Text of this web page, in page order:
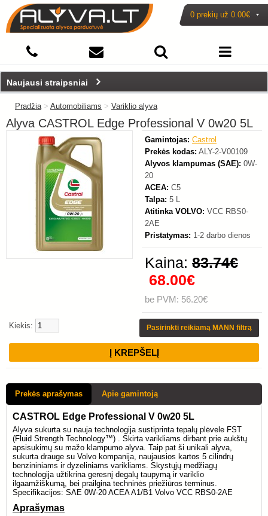
0 prekių už 0.00€
Naujausi straipsniai
Pradžia> Automobiliams > Variklio alyva
Alyva CASTROL Edge Professional V 0w20 5L
-18%
Gamintojas: Castrol
Prekės kodas: ALY-2-V00109
Alyvos klampumas (SAE): 0W-
20
ACEA: C5
Talpa: 5 L
Atitinka VOLVO: VCC RBS0-
2AE
Pristatymas: 1-2 darbo dienos
Kaina: 83.74€
68.00€
be PVM: 56.20€
Kiekis: Pasirinkti reikiamą MANN filtrą
Prekės aprašymas Apie gamintoją
CASTROL Edge Professional V 0w20 5L
Alyva sukurta su nauja technologija sustiprinta tepalų plėvele FST
(Fluid Strength Technology™) . Skirta varikliams dirbant prie aukštų
apsisukimų su mažo klampumo alyva. Taip pat ši unikali alyva,
sukurta drauge su Volvo kompanija, naujausios kartos 5 cilindrų
benzininiams ir dyzeliniams varikliams. Skystųjų medžiagų
technologija užtikrina geresnį degalų taupymą ir variklio
ilgaamžiškumą, bei prailgina techninės priežiūros terminus.
Specifikacijos: SAE 0W-20 ACEA A1/B1 Volvo VCC RBS0-2AE
Aprašymas